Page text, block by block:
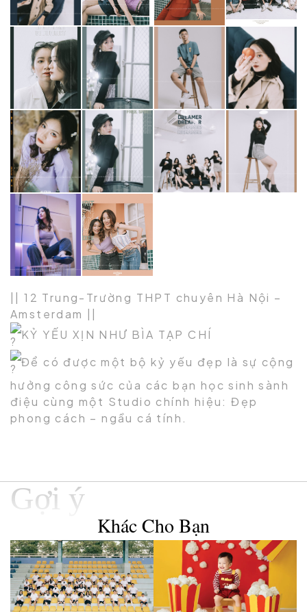
|| 12 Trung-Trường THPT chuyên Hà Nội –
Amsterdam ||
KỶ YẾU XỊN NHƯ BÌA TẠP CHÍ
Để có được một bộ kỷ yếu đẹp là sự cộng
hưởng công sức của các bạn học sinh sành
điệu cùng một Studio chính hiệu: Đẹp
phong cách – ngầu cá tính.
Gợi ý
Khác Cho Bạn